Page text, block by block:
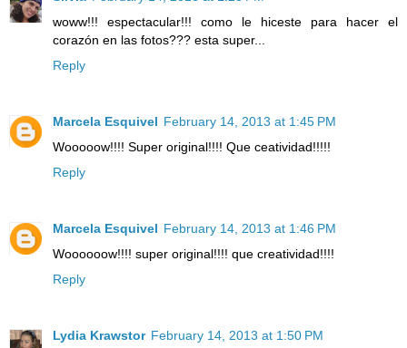
woww!!! espectacular!!! como le hiceste para hacer el
corazón en las fotos??? esta super...
Reply
Marcela Esquivel February 14, 2013 at 1:45 PM
Wooooow!!!! Super original!!!! Que ceatividad!!!!!
Reply
Marcela Esquivel February 14, 2013 at 1:46 PM
Woooooow!!!! super original!!!! que creatividad!!!!
Reply
Lydia Krawstor February 14, 2013 at 1:50 PM